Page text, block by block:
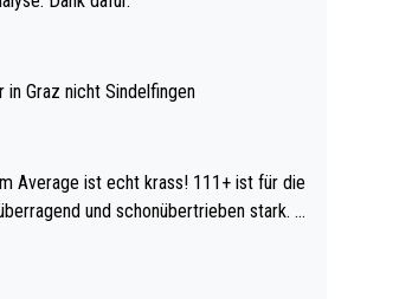
Graz nicht Sindelfingen
ist echt krass! 111+ ist für die
und schonübertrieben stark. U